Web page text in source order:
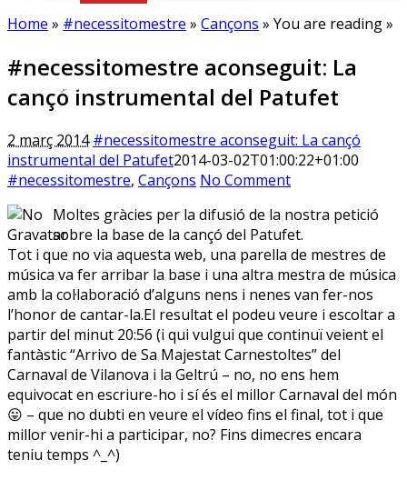
Sóc.Mestre
Home » #necessitomestre » Cançons » You are reading »
#necessitomestre aconseguit: La
cançó instrumental del Patufet
2 març 2014 #necessitomestre aconseguit: La cançó
instrumental del Patufet2014-03-02T01:00:22+01:00
#necessitomestre, Cançons No Comment
Moltes gràcies per la difusió de la nostra petició
sobre la base de la cançó del Patufet.
Tot i que no via aquesta web, una parella de mestres de
música va fer arribar la base i una altra mestra de música
amb la col·laboració d’alguns nens i nenes van fer-nos
l’honor de cantar-la.El resultat el podeu veure i escoltar a
partir del minut 20:56 (i qui vulgui que continuï veient el
fantàstic “Arrivo de Sa Majestat Carnestoltes” del
Carnaval de Vilanova i la Geltrú – no, no ens hem
equivocat en escriure-ho i sí és el millor Carnaval del món
😛 – que no dubti en veure el vídeo fins el final, tot i que
millor venir-hi a participar, no? Fins dimecres encara
teniu temps ^_^)